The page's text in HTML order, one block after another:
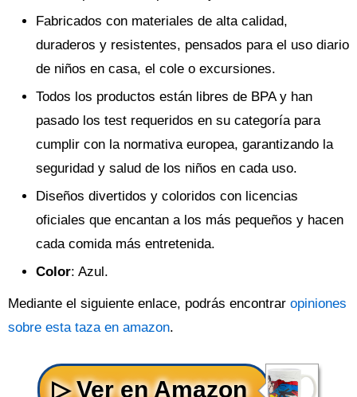
Fabricados con materiales de alta calidad,
duraderos y resistentes, pensados para el uso diario
de niños en casa, el cole o excursiones.
Todos los productos están libres de BPA y han
pasado los test requeridos en su categoría para
cumplir con la normativa europea, garantizando la
seguridad y salud de los niños en cada uso.
Diseños divertidos y coloridos con licencias
oficiales que encantan a los más pequeños y hacen
cada comida más entretenida.
Color: Azul.
Mediante el siguiente enlace, podrás encontrar opiniones
sobre esta taza en amazon.